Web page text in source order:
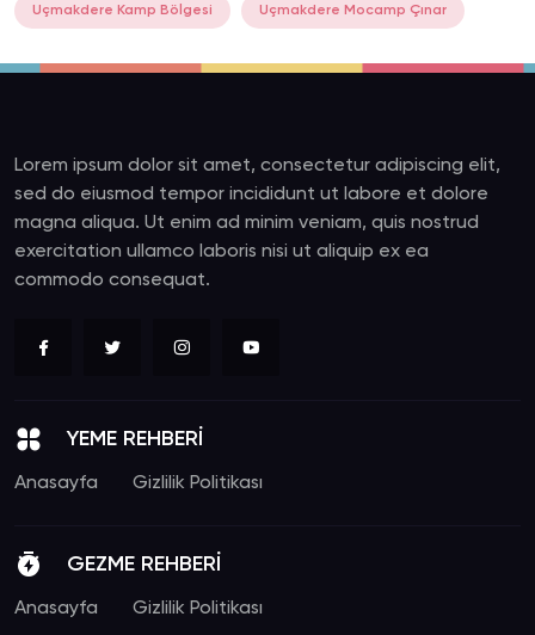
Uçmakdere Kamp Bölgesi Uçmakdere Mocamp Çınar
Lorem ipsum dolor sit amet, consectetur adipiscing elit,
sed do eiusmod tempor incididunt ut labore et dolore
magna aliqua. Ut enim ad minim veniam, quis nostrud
exercitation ullamco laboris nisi ut aliquip ex ea
commodo consequat.
YEME REHBERİ
Anasayfa Gizlilik Politikası
GEZME REHBERİ
Anasayfa Gizlilik Politikası